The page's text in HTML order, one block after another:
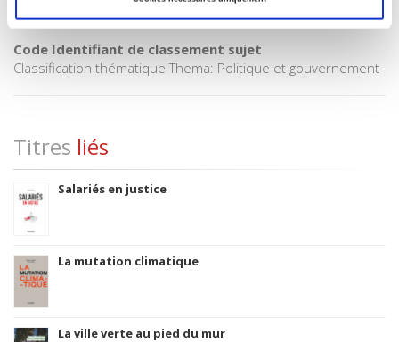
1996
Code Identifiant de classement sujet
Classification thématique Thema: Politique et gouvernement
Titres liés
Salariés en justice
La mutation climatique
La ville verte au pied du mur